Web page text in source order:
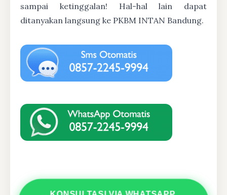
sampai ketinggalan! Hal-hal lain dapat
ditanyakan langsung ke PKBM INTAN Bandung.